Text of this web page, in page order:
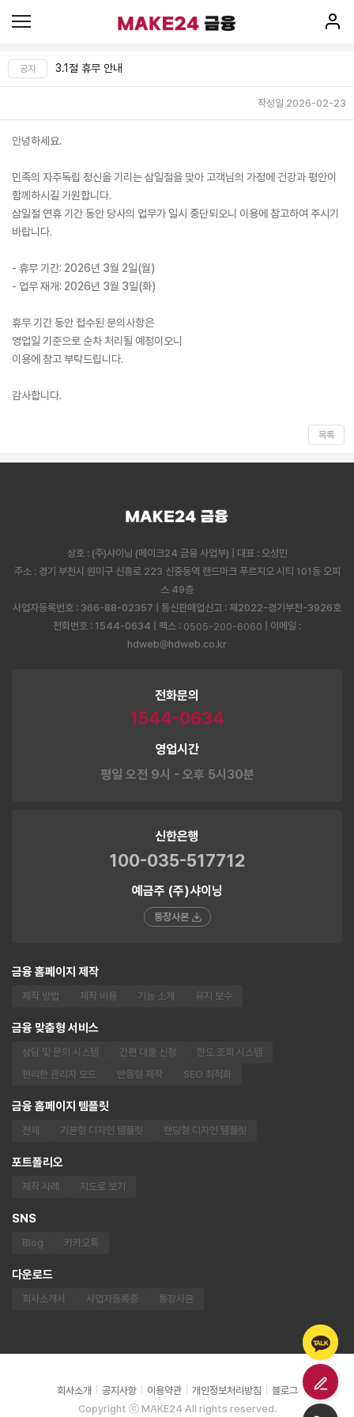
공지 3.1절 휴무 안내
작성일 2026-02-23
안녕하세요.
민족의 자주독립 정신을 기리는 삼일절을 맞아 고객님의 가정에 건강과 평안이
함께하시길 기원합니다.
삼일절 연휴 기간 동안 당사의 업무가 일시 중단되오니 이용에 참고하여 주시기
바랍니다.
- 휴무 기간: 2026년 3월 2일(월)
- 업무 재개: 2026년 3월 3일(화)
휴무 기간 동안 접수된 문의사항은
영업일 기준으로 순차 처리될 예정이오니
이용에 참고 부탁드립니다.
감사합니다.
목록
상호 : (주)샤이닝 (메이크24 금융 사업부) | 대표 : 오성민
주소 : 경기 부천시 원미구 신흥로 223 신중동역 랜드마크 푸르지오 시티 101동 오피
스 49층
사업자등록번호 : 366-88-02357 | 통신판매업신고 : 제2022-경기부천-3926호
전화번호 : 1544-0634 | 팩스 : 0505-200-6060 | 이메일 :
hdweb@hdweb.co.kr
전화문의
1544-0634
영업시간
평일 오전 9시 - 오후 5시30분
신한은행
100-035-517712
예금주 (주)샤이닝
통장사본
금융 홈페이지 제작
제작 방법 제작 비용 기능 소개 유지 보수
금융 맞춤형 서비스
상담 및 문의 시스템 간편 대출 신청
한도 조회 시스템
편리한 관리자 모드
반응형 제작 SEO 최적화
금융 홈페이지 템플릿
전체 기본형 디자인 템플릿 랜딩형 디자인 템플릿
포트폴리오
제작 사례 지도로 보기
SNS
Blog 카카오톡
다운로드
회사소개서 사업자등록증 통장사본
회사소개 공지사항 이용약관 개인정보처리방침
블로그
Copyright ⓒ MAKE24 All rights reserved.